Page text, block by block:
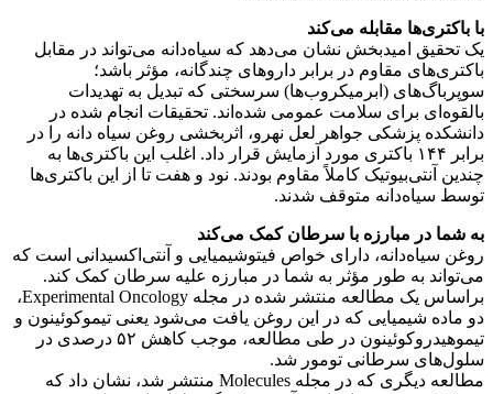
با باکتری‌ها مقابله می‌کند
یک تحقیق امیدبخش نشان می‌دهد که سیاه‌دانه می‌تواند در مقابل
باکتری‌های مقاوم در برابر داروهای چندگانه، مؤثر باشد؛
سوپرباگ‌های (ابرمیکروب‌ها) سرسختی که تبدیل به تهدیدات
بالقوه‌ای برای سلامت عمومی شده‌اند. تحقیقات انجام شده در
دانشکده پزشکی جواهر لعل نهرو، اثربخشی روغن سیاه دانه را در
برابر ۱۴۴ باکتری مورد آزمایش قرار داد. اغلب این باکتری‌ها به
چندین آنتی‌بیوتیک کاملاً مقاوم بودند. نود و هفت تا از این باکتری‌ها
توسط سیاه‌دانه متوقف شدند.
به شما در مبارزه با سرطان کمک می‌کند
روغن سیاه‌دانه، دارای خواص فیتوشیمیایی و آنتی‌اکسیدانی است که
می‌تواند به طور مؤثر به شما در مبارزه علیه سرطان کمک کند.
براساس یک مطالعه منتشر شده در مجله Experimental Oncology،
دو ماده شیمیایی که در این روغن یافت می‌شود یعنی تیموکوئینون و
تیموهیدروکوئینون در طی مطالعه، موجب کاهش ۵۲ درصدی در
سلول‌های سرطانی تومور شد.
مطالعه دیگری که در مجله Molecules منتشر شد، نشان داد که